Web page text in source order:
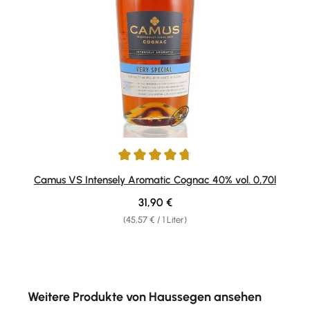
Durchschnittliche Bewertung von 4.79 von 5 Sternen
Camus VS Intensely Aromatic Cognac 40% vol. 0,70l
(45,57 € / 1 Liter)
Regulärer Preis:
31,90 €
Weitere Produkte von Haussegen ansehen